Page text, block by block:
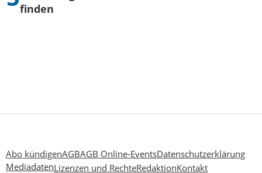
finden
Abo kündigenAGBAGB Online-EventsDatenschutzerklärung
MediadatenLizenzen und RechteRedaktionKontakt